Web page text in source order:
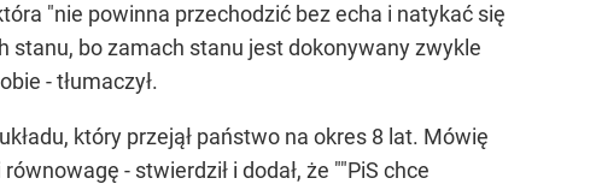
"nie powinna przechodzić bez echa i natykać się
stanu, bo zamach stanu jest dokonywany zwykle
- tłumaczył.
który przejął państwo na okres 8 lat. Mówię
- stwierdził i dodał, że ""PiS chce